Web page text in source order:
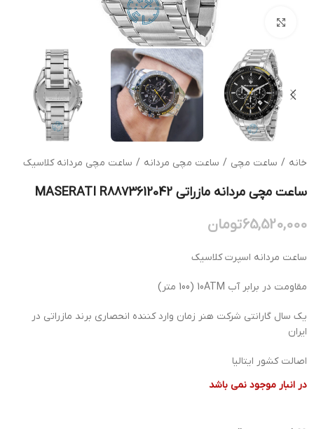
بزرگنمایی تصویر
خانه / ساعت مچی / ساعت مچی مردانه / ساعت مچی مردانه کلاسیک
ساعت مچی مردانه مازراتی MASERATI R8873612042
65,520,000تومان
ساعت مردانه اسپرت کلاسیک
مقاومت در برابر آب 10ATM (100 متر)
یک سال گارانتی شرکت هنر زمان وارد کننده انحصاری برند مازراتی در
ایران
اصالت کشور ایتالیا
در انبار موجود نمی باشد